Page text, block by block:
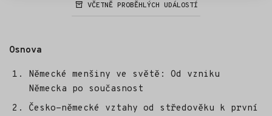
VČETNĚ PROBĚHLÝCH UDÁLOSTÍ
Osnova
Německé menšiny ve světě: Od vzniku
Německa po současnost
Česko-německé vztahy od středověku k první